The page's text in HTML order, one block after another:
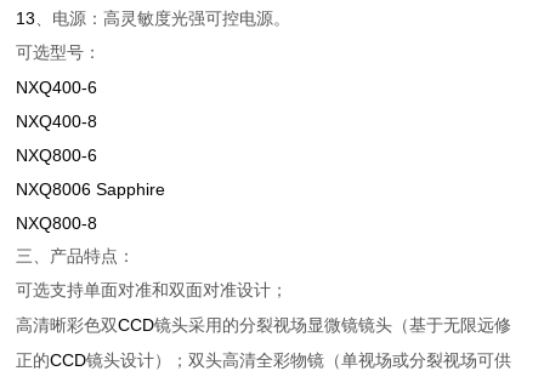
13、电源：高灵敏度光强可控电源。
可选型号：
NXQ400-6
NXQ400-8
NXQ800-6
NXQ8006 Sapphire
NXQ800-8
三、产品特点：
可选支持单面对准和双面对准设计；
高清晰彩色双CCD镜头采用的分裂视场显微镜镜头（基于无限远修
正的CCD镜头设计）；双头高清全彩物镜（单视场或分裂视场可供